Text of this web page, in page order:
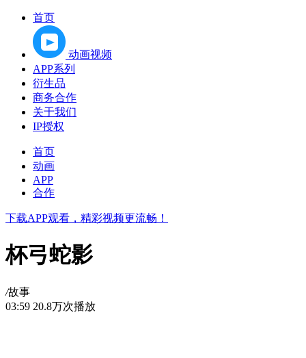
首页
动画视频
APP系列
衍生品
商务合作
关于我们
IP授权
首页
动画
APP
合作
下载APP观看，精彩视频更流畅！
杯弓蛇影
/故事
03:59 20.8万次播放